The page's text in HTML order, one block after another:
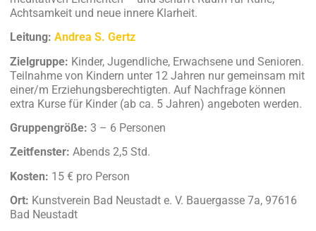
Achtsamkeit und neue innere Klarheit.
Leitung: Andrea S. Gertz
Zielgruppe: Kinder, Jugendliche, Erwachsene und Senioren.
Teilnahme von Kindern unter 12 Jahren nur gemeinsam mit
einer/m Erziehungsberechtigten. Auf Nachfrage können
extra Kurse für Kinder (ab ca. 5 Jahren) angeboten werden.
Gruppengröße: 3 – 6 Personen
Zeitfenster: Abends 2,5 Std.
Kosten: 15 € pro Person
Ort: Kunstverein Bad Neustadt e. V. Bauergasse 7a, 97616
Bad Neustadt